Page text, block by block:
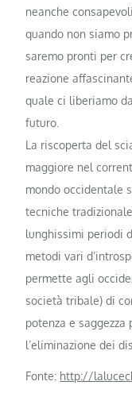
neanche
quando non siamo
saremo pronti per
reazione
quale ci liberiamo
futuro.
La riscoperta del
maggiore nel
mondo occidentale
tecniche
lunghissimi periodi
metodi vari
permette agli
società tribale) di
potenza e
l’eliminazione dei
Fonte: http://